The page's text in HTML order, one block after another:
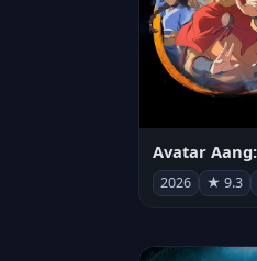
2026 ★ 9.3